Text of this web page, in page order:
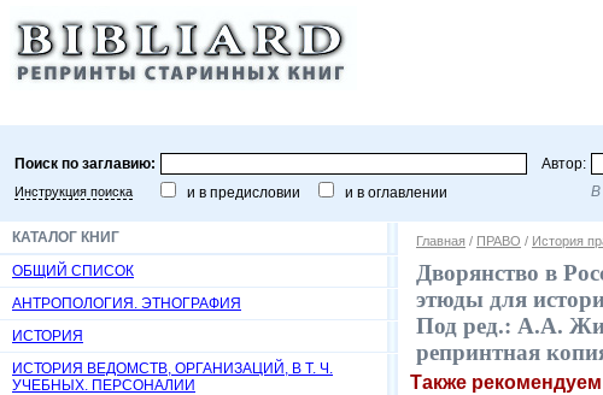
Поиск по заглавию: Автор:
Инструкция поиска и в предисловии и в оглавлении В
КАТАЛОГ КНИГ
ОБЩИЙ СПИСОК
АНТРОПОЛОГИЯ. ЭТНОГРАФИЯ
ИСТОРИЯ
ИСТОРИЯ ВЕДОМСТВ, ОРГАНИЗАЦИЙ, В Т. Ч.
УЧЕБНЫХ. ПЕРСОНАЛИИ
Главная / ПРАВО / История
Дворянство в
этюды для
Под ред.: А.А.
репринтная
Также